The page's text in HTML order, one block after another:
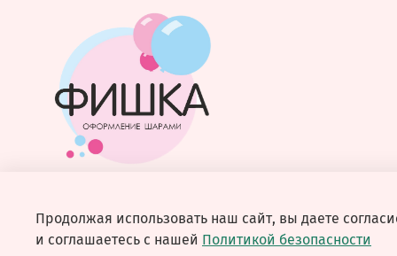
© 2026 Любое использование контента без письменного
Продолжая использовать наш сайт, вы даете
и соглашаетесь с нашей Политикой безопасности